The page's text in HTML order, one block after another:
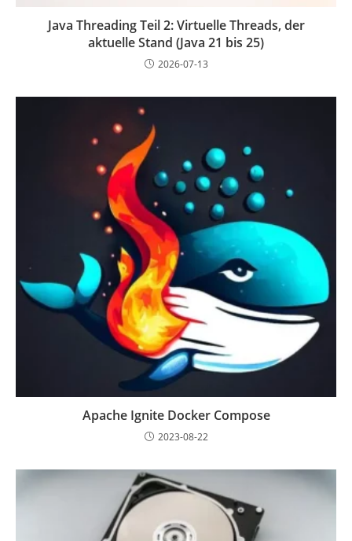
Java Threading Teil 2: Virtuelle Threads, der
aktuelle Stand (Java 21 bis 25)
2026-07-13
Apache Ignite Docker Compose
2023-08-22